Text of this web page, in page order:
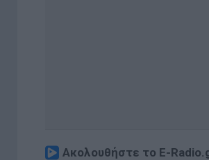
Ακολουθήστε το E-